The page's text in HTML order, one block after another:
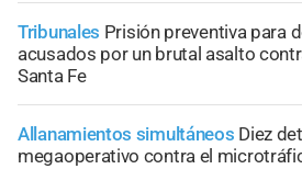
Tribunales Prisión preventiva para
acusados por un brutal asalto
Santa Fe
Allanamientos simultáneos Diez
megaoperativo contra el